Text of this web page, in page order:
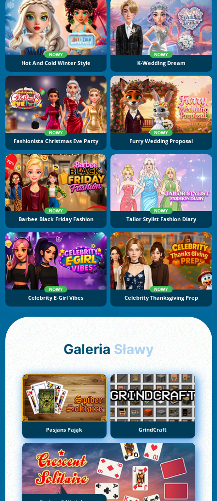
NOWY
Hot And Cold Winter Style
NOWY
K-Wedding Dream
NOWY
Fashionista Christmas Eve Party
NOWY
Furry Wedding Proposal
NOWY
Barbee Black Friday Fashion
NOWY
Tailor Stylist Fashion Diary
NOWY
Celebrity E-Girl Vibes
NOWY
Celebrity Thanksgiving Prep
Galeria Sławy
Pasjans Pająk GrindCraft